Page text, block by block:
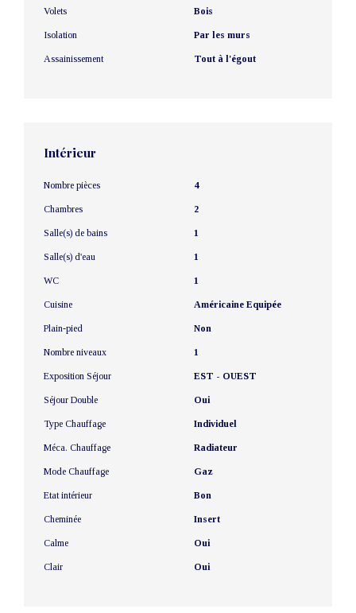
Volets Bois
Isolation Par les murs
Assainissement Tout à l'égout
Intérieur
Nombre pièces 4
Chambres 2
Salle(s) de bains 1
Salle(s) d'eau 1
WC 1
Cuisine Américaine Equipée
Plain-pied Non
Nombre niveaux 1
Exposition Séjour EST - OUEST
Séjour Double Oui
Type Chauffage Individuel
Méca. Chauffage Radiateur
Mode Chauffage Gaz
Etat intérieur Bon
Cheminée Insert
Calme Oui
Clair Oui